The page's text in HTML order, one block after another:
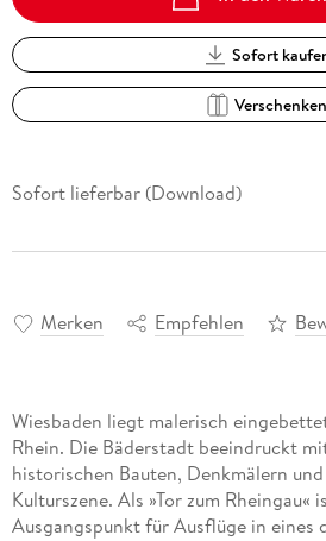
Sofort
Verschenken
Sofort lieferbar (Download)
Merken Empfehlen
Wiesbaden liegt malerisch
Rhein. Die Bäderstadt beeindruckt
historischen Bauten, Denkmälern
Kulturszene. Als »Tor zum Rheingau«
Ausgangspunkt für Ausflüge in eines